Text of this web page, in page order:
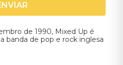
de 1990, Mixed Up é
banda de pop e rock inglesa